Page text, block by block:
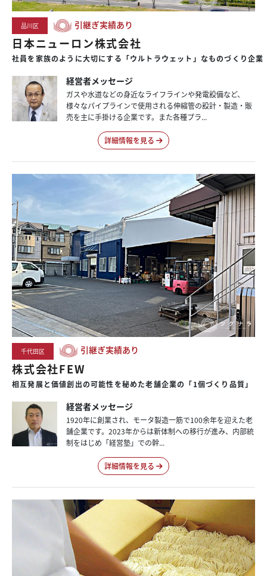
品川区 引継ぎ実績あり
日本ニューロン株式会社
社員を家族のように大切にする「ウルトラウェット」なものづくり企業
経営者メッセージ
ガスや水道などの身近なライフラインや発電設備など、
様々なパイプラインで使用される伸縮管の設計・製造・販
売を主に手掛ける企業です。また各種プラ...
詳細情報を見る
千代田区 引継ぎ実績あり
株式会社FEW
相互発展と価値創出の可能性を秘めた老舗企業の「1個づくり品質」
経営者メッセージ
1920年に創業され、モータ製造一筋で100余年を迎えた老
舗企業です。2023年からは新体制への移行が進み、内部統
制をはじめ「経営塾」での幹...
詳細情報を見る